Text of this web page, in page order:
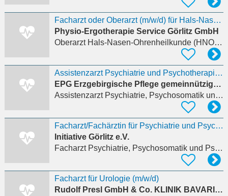
Facharzt oder Oberarzt (m/w/d) für Hals-Nasen-Ohrenheilkunde
Physio-Ergotherapie Service Görlitz GmbH
Oberarzt Hals-Nasen-Ohrenheilkunde (HNO)in
Assistenzarzt Psychiatrie und Psychotherapie (m/w/d)
EPG Erzgebirgische Pflege gemeinnützige GmbH
Assistenzarzt Psychiatrie, Psychosomatik und Psychotherapie
Facharzt/Fachärztin für Psychiatrie und Psychotherapie (m/w/d)
Initiative Görlitz e.V.
Facharzt Psychiatrie, Psychosomatik und Psychotherapie
Facharzt für Urologie (m/w/d)
Rudolf Presl GmbH & Co. KLINIK BAVARIA Rehabilitations KG